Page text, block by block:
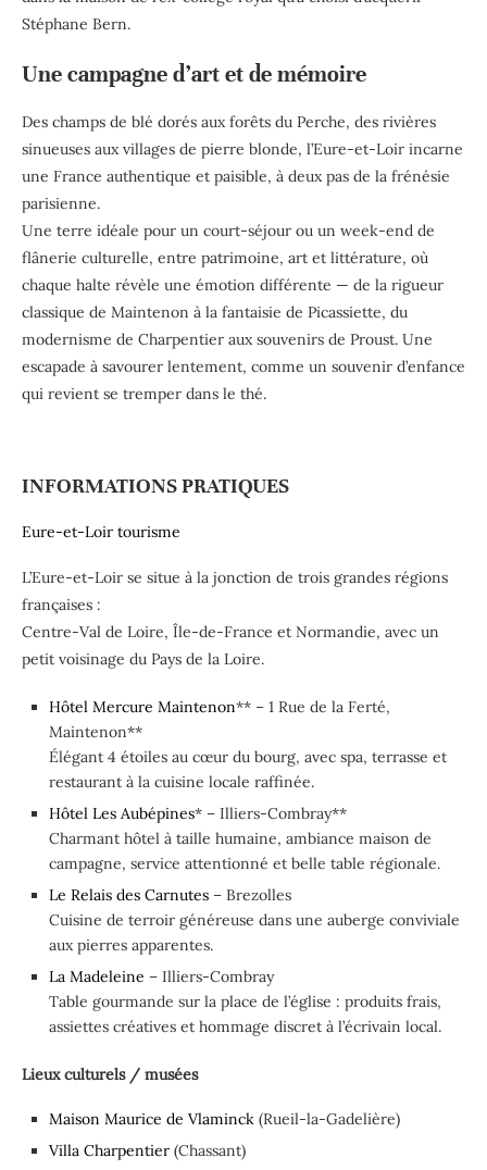
Stéphane Bern.
Une campagne d’art et de mémoire
Des champs de blé dorés aux forêts du Perche, des rivières
sinueuses aux villages de pierre blonde, l’Eure-et-Loir incarne
une France authentique et paisible, à deux pas de la frénésie
parisienne.
Une terre idéale pour un court-séjour ou un week-end de
flânerie culturelle, entre patrimoine, art et littérature, où
chaque halte révèle une émotion différente — de la rigueur
classique de Maintenon à la fantaisie de Picassiette, du
modernisme de Charpentier aux souvenirs de Proust. Une
escapade à savourer lentement, comme un souvenir d’enfance
qui revient se tremper dans le thé.
INFORMATIONS PRATIQUES
Eure-et-Loir tourisme
L’Eure-et-Loir se situe à la jonction de trois grandes régions
françaises :
Centre-Val de Loire, Île-de-France et Normandie, avec un
petit voisinage du Pays de la Loire.
Hôtel Mercure Maintenon** – 1 Rue de la Ferté,
Maintenon**
Élégant 4 étoiles au cœur du bourg, avec spa, terrasse et
restaurant à la cuisine locale raffinée.
Hôtel Les Aubépines* – Illiers-Combray**
Charmant hôtel à taille humaine, ambiance maison de
campagne, service attentionné et belle table régionale.
Le Relais des Carnutes – Brezolles
Cuisine de terroir généreuse dans une auberge conviviale
aux pierres apparentes.
La Madeleine – Illiers-Combray
Table gourmande sur la place de l’église : produits frais,
assiettes créatives et hommage discret à l’écrivain local.
Lieux culturels / musées
Maison Maurice de Vlaminck (Rueil-la-Gadelière)
Villa Charpentier (Chassant)